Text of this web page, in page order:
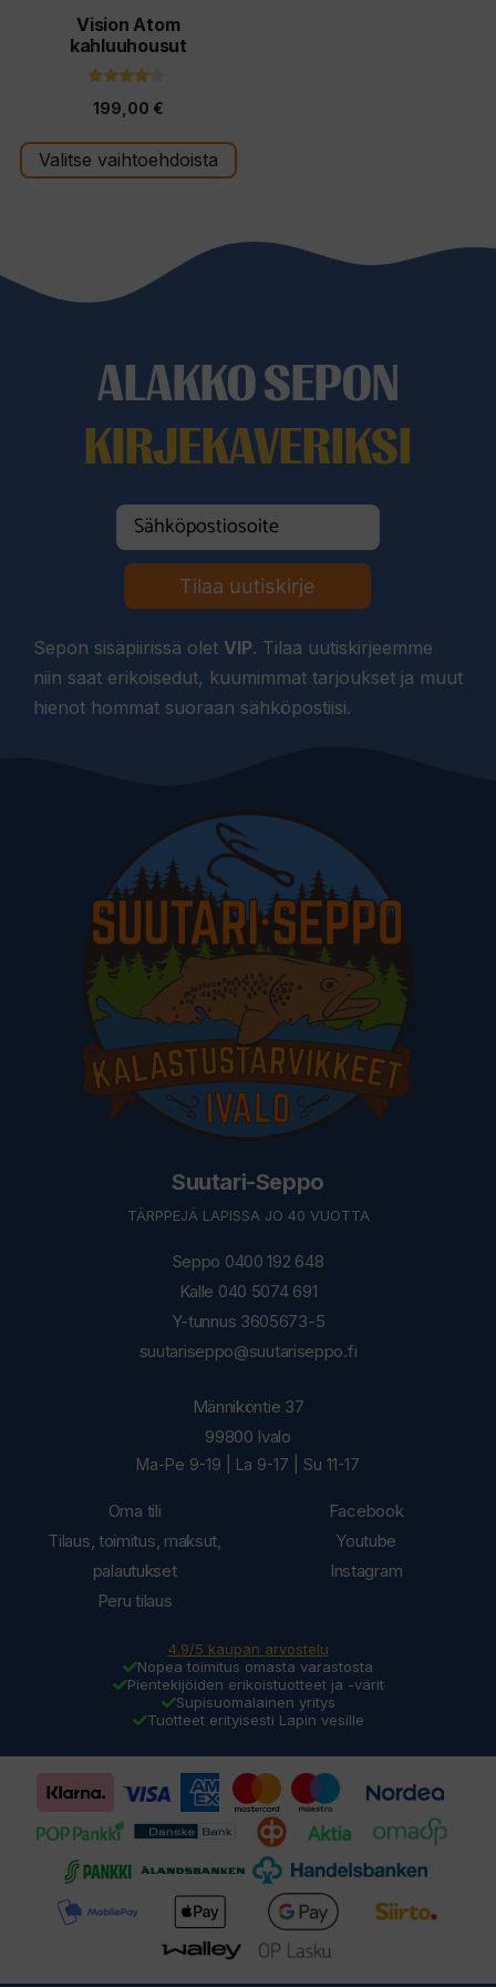
Vision Atom
kahluuhousut
5:stä
199,00 €
Valitse vaihtoehdoista
tuotteen
sivulla.
ALAKKO SEPON
KIRJEKAVERIKSI
Tilaa uutiskirje
Sepon sisäpiirissä olet VIP. Tilaa uutiskirjeemme
niin saat erikoisedut, kuumimmat tarjoukset ja muut
hienot hommat suoraan sähköpostiisi.
Suutari-Seppo
TÄRPPEJÄ LAPISSA JO 40 VUOTTA
Seppo 0400 192 648
Kalle 040 5074 691
Y-tunnus 3605673-5
suutariseppo@suutariseppo.fi
Oma tili
Tilaus, toimitus, maksut,
palautukset
Peru tilaus
Männiköntie 37
99800 Ivalo
Ma-Pe 9-19 | La 9-17 | Su 11-17
Facebook
Youtube
Instagram
4.9/5 kaupan arvostelu
Nopea toimitus omasta varastosta
Pientekijöiden erikoistuotteet ja -värit
Supisuomalainen yritys
Tuotteet erityisesti Lapin vesille